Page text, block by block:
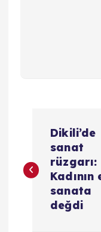
z
Dikili’de
sanat
rüzgarı:
Kadının
sanata
değdi